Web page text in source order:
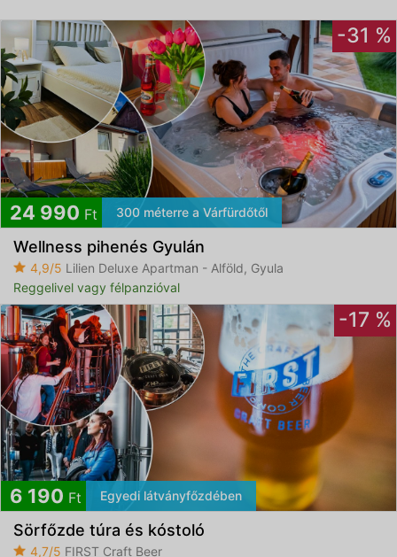
-31 %
24 990 Ft 300 méterre a Várfürdőtől
Wellness pihenés Gyulán
4,9/5 Lilien Deluxe Apartman - Alföld, Gyula
Reggelivel vagy félpanzióval
-17 %
6 190 Ft Egyedi látványfőzdében
Sörfőzde túra és kóstoló
4,7/5 FIRST Craft Beer